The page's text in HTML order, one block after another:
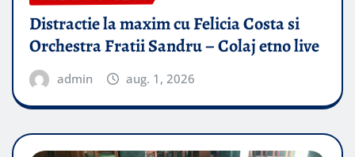
Distractie la maxim cu Felicia Costa si
Orchestra Fratii Sandru – Colaj etno live
admin aug. 1, 2026